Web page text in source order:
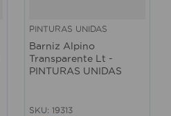
PINTURAS UNIDAS
Barniz Alpino
Transparente Lt -
PINTURAS UNIDAS
SKU: 19313